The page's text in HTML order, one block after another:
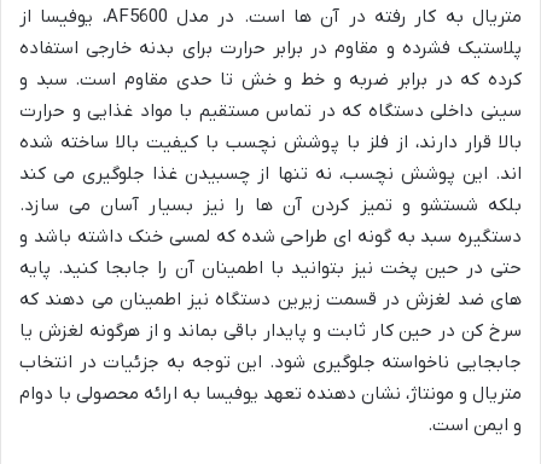
متریال به کار رفته در آن ها است. در مدل AF5600، یوفیسا از
پلاستیک فشرده و مقاوم در برابر حرارت برای بدنه خارجی استفاده
کرده که در برابر ضربه و خط و خش تا حدی مقاوم است. سبد و
سینی داخلی دستگاه که در تماس مستقیم با مواد غذایی و حرارت
بالا قرار دارند، از فلز با پوشش نچسب با کیفیت بالا ساخته شده
اند. این پوشش نچسب، نه تنها از چسبیدن غذا جلوگیری می کند
بلکه شستشو و تمیز کردن آن ها را نیز بسیار آسان می سازد.
دستگیره سبد به گونه ای طراحی شده که لمسی خنک داشته باشد و
حتی در حین پخت نیز بتوانید با اطمینان آن را جابجا کنید. پایه
های ضد لغزش در قسمت زیرین دستگاه نیز اطمینان می دهند که
سرخ کن در حین کار ثابت و پایدار باقی بماند و از هرگونه لغزش یا
جابجایی ناخواسته جلوگیری شود. این توجه به جزئیات در انتخاب
متریال و مونتاژ، نشان دهنده تعهد یوفیسا به ارائه محصولی با دوام
و ایمن است.